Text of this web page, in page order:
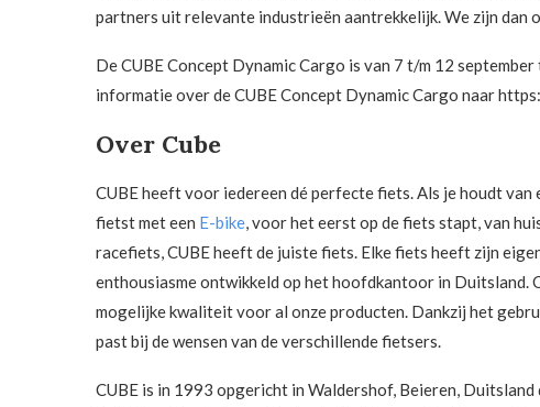
partners uit relevante industrieën aantrekkelijk. We zijn dan
De CUBE Concept Dynamic Cargo is van 7 t/m 12
informatie over de CUBE Concept Dynamic Cargo naar
Over Cube
CUBE heeft voor iedereen dé perfecte fiets. Als je houdt
fietst met een E-bike, voor het eerst op de fiets stapt, van
racefiets, CUBE heeft de juiste fiets. Elke fiets heeft zijn
enthousiasme ontwikkeld op het hoofdkantoor in
mogelijke kwaliteit voor al onze producten. Dankzij het
past bij de wensen van de verschillende fietsers.
CUBE is in 1993 opgericht in Waldershof, Beieren,